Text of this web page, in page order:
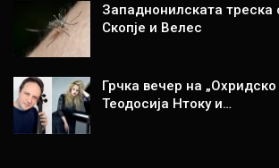
Западнонилската треска
Скопје и Велес
Грчка вечер на „Охридско
Теодосија Нтоку и…